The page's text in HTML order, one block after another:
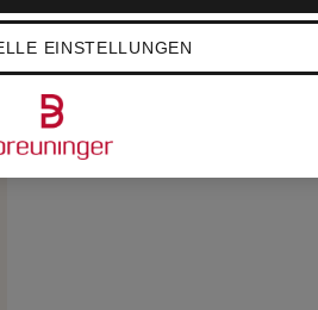
EINSTELLUNGEN